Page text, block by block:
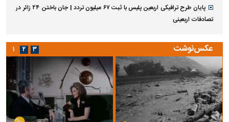
پایان طرح ترافیکی اربعین پلیس با ثبت ۶۷ میلیون تردد | جان باختن ۲۴ زائر در
تصادفات اربعینی
عکس‌نوشت ۱ ۲ ۳